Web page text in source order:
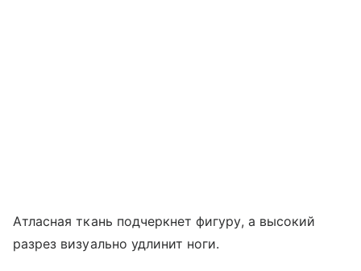
Атласная ткань подчеркнет фигуру, а высокий
разрез визуально удлинит ноги.